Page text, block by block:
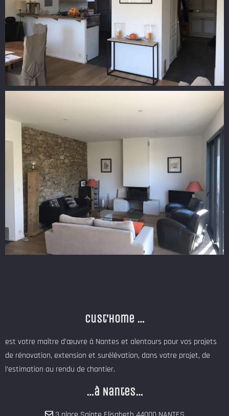
Cust’Home …
est votre maître d’œuvre à Nantes et alentours pour vos projets
de rénovation, extension et surélévation, dans votre projet, de
l’estimation au rendu de chantier.
…à Nantes…